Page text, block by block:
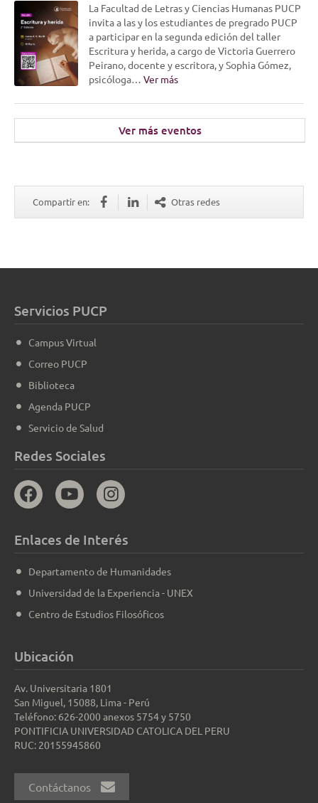
La Facultad de Letras y Ciencias Humanas PUCP
invita a las y los estudiantes de pregrado PUCP
a participar en la segunda edición del taller
Escritura y herida, a cargo de Victoria Guerrero
Peirano, docente y escritora, y Sophia Gómez,
psicóloga… Ver más
Ver más eventos
Compartir en: Otras redes
Servicios PUCP
Campus Virtual
Correo PUCP
Biblioteca
Agenda PUCP
Servicio de Salud
Redes Sociales
Enlaces de Interés
Departamento de Humanidades
Universidad de la Experiencia - UNEX
Centro de Estudios Filosóficos
Ubicación
Av. Universitaria 1801
San Miguel, 15088, Lima - Perú
Teléfono: 626-2000 anexos 5754 y 5750
PONTIFICIA UNIVERSIDAD CATOLICA DEL PERU
RUC: 20155945860
Contáctanos